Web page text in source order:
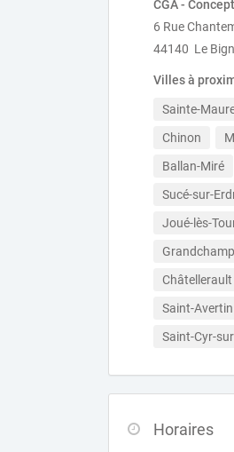
CGA -
6 Rue
44140 Le
Villes à
Sainte-
Chinon
Ballan-Miré
Sucé-sur-
Joué-lès-
Châtellerault
Saint-Avertin
Saint-Cyr-
Horaires